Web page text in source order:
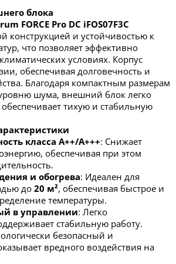
блока
FORCE Pro DC iFOS07F3C
конструкцией и устойчивостью к
что позволяет эффективно
условиях. Корпус
обеспечивая долговечность и
Благодаря компактным размерам
шума, внешний блок легко
обеспечивает тихую и стабильную
класса A++/А+++: Снижает
обеспечивая при этом
и обогрева: Идеален для
до 20 м², обеспечивая быстрое и
температуры.
в управлении: Легко
стабильную работу.
безопасный и
вредного воздействия на